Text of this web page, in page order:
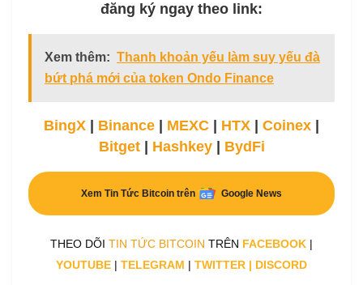
đăng ký ngay theo link:
Xem thêm: Thanh khoản yếu làm suy yếu đà
bứt phá mới của token Ondo Finance
BingX Binance MEXC HTX Coinex
Bitget| Hashkey| BydFi
Xem Tin Tức Bitcoin trên Google News
THEO DÕI TIN TỨC BITCOIN TRÊN FACEBOOK |
YOUTUBE | TELEGRAM | TWITTER | DISCORD